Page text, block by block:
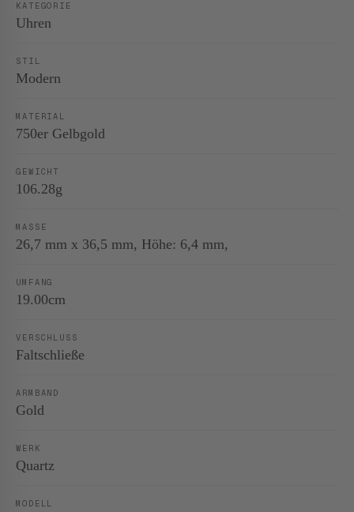
KATEGORIE
Uhren
STIL
Modern
MATERIAL
750er Gelbgold
GEWICHT
106.28g
MASSE
26,7 mm x 36,5 mm, Höhe: 6,4 mm,
UMFANG
19.00cm
VERSCHLUSS
Faltschließe
ARMBAND
Gold
WERK
Quartz
MODELL